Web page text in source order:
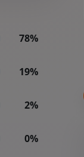
78%
19%
2%
0%